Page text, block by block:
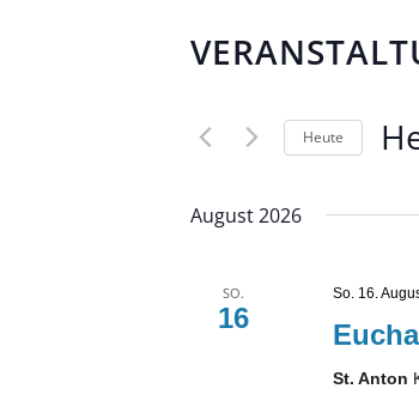
Heute
August 2026
SO.
16
So. 16.
St. Anton